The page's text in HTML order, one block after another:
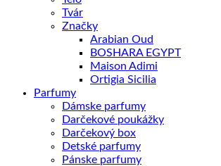
Tvár
Značky
Arabian Oud
BOSHARA EGYPT
Maison Adimi
Ortigia Sicilia
Parfumy
Dámske parfumy
Darčekové poukážky
Darčekový box
Detské parfumy
Pánske parfumy